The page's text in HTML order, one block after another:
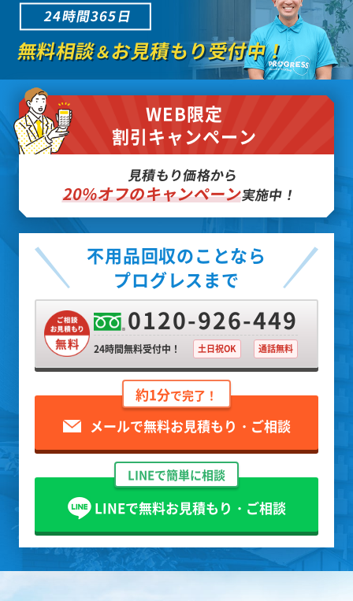
24時間365日
無料相談＆お見積もり受付中！
WEB限定
割引キャンペーン
見積もり価格から
20%オフのキャンペーン実施中！
不用品回収のことなら
プログレスまで
0120-926-449
24時間無料受付中！ 土日祝OK 通話無料
約1分で完了！
メールで無料お見積もり・ご相談
LINEで簡単に相談
LINEで無料お見積もり・ご相談